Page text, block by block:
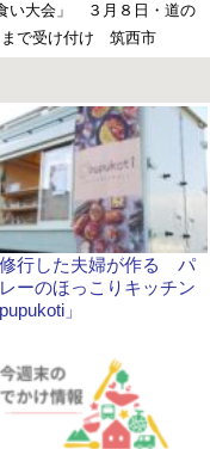
い大会」 ３月８日・道の
で受け付け 筑西市
行した夫婦が作る パ
ーのほっこりキッチン
」